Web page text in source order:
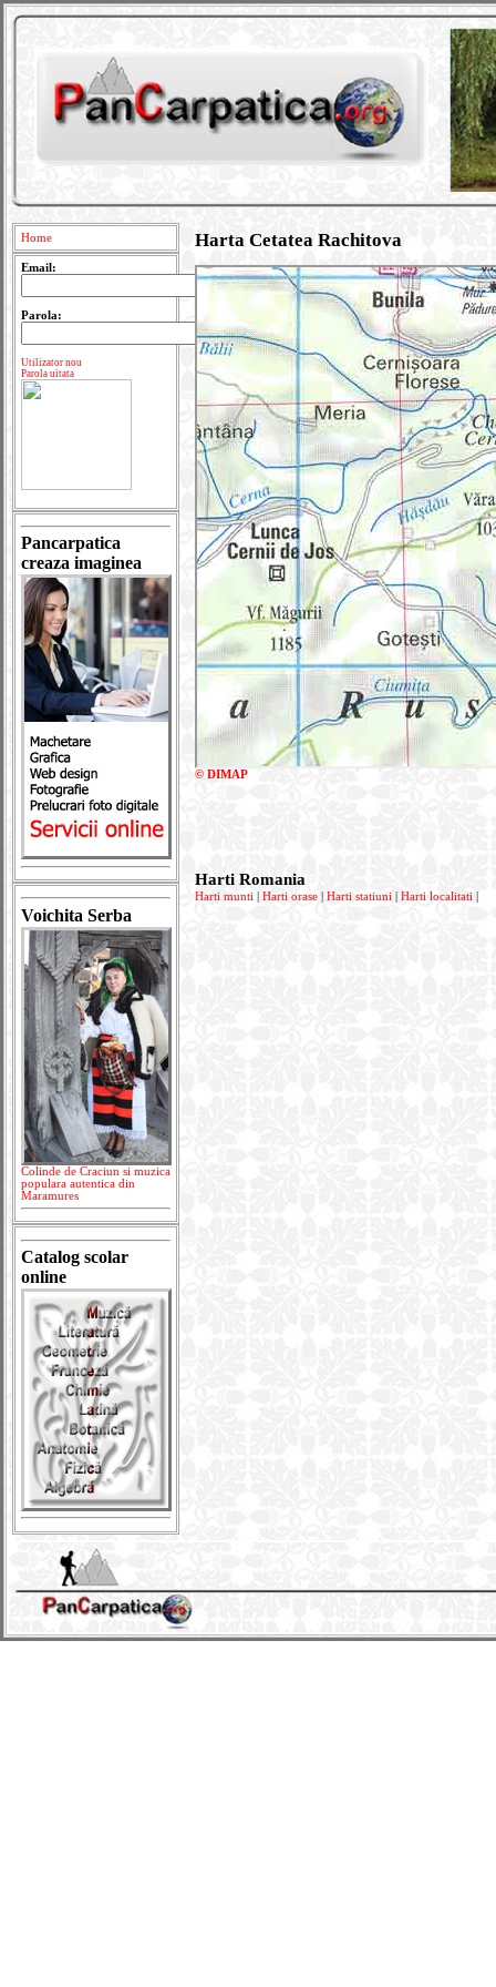
Home
Email:
Parola:
Utilizator nou
Parola uitata
Pancarpatica
creaza imaginea
Voichita Serba
Colinde de Craciun si muzica
populara autentica din
Maramures
Catalog scolar
online
Harta Cetatea Rachitova
© DIMAP
Harti Romania
Harti munti Harti orase Harti statiuni Harti localitati